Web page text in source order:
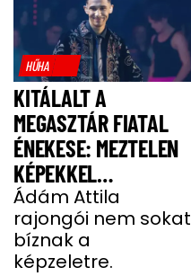
HŰHA
KITÁLALT A
MEGASZTÁR FIATAL
ÉNEKESE: MEZTELEN
KÉPEKKEL
HALMOZZÁK EL A
RAJONGÓI
Ádám Attila
rajongói nem sokat
bíznak a
képzeletre.